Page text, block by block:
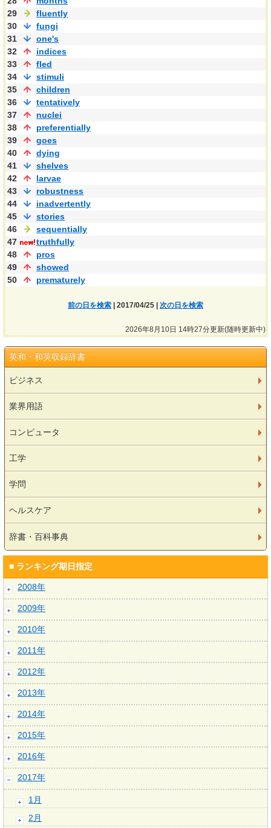
29
fluently
30
fungi
31
one's
32
indices
33
fled
34
stimuli
35
children
36
tentatively
37
nuclei
38
preferentially
39
goes
40
dying
41
shelves
42
larvae
43
robustness
44
inadvertently
45
stories
46
sequentially
47
truthfully
48
pros
49
showed
50
prematurely
前の日を検索 | 2017/04/25 | 次の日を検索
2026年8月10日 14時27分更新(随時更新中)
英和・和英収録辞書
ビジネス
業界用語
コンピュータ
工学
学問
ヘルスケア
辞書・百科事典
■ ランキング期日指定
2008年
2009年
2010年
2011年
2012年
2013年
2014年
2015年
2016年
2017年
1月
2月